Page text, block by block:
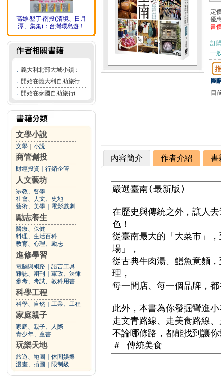
高雄‧墾丁‧南投(清境、日月
潭、集集)：台灣環島遊！
． 義大利北部大城小鎮：
． 開始在義大利自助旅行
． 開始在泰國自助旅行(
文學小說
文學 小說
商管創投
財經投資 行銷企管
人文藝坊
宗教、哲學
社會、人文、史地
藝術、美學
電影戲劇
勵志養生
醫療、保健
料理、生活百科
教育、心理、勵志
進修學習
電腦與網路
語言工具
雜誌、期刊
軍政、法律
參考、考試、教科用書
科學工程
科學、自然 工業、工程
家庭親子
家庭、親子、人際
青少年、童書
玩樂天地
旅遊、地圖
休閒娛樂
漫畫、插圖
限制級
定
優
書
訂
一
團
目
內容簡介 作者介紹 書